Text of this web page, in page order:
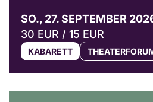
SO., 27. SEPTEMBER
30 EUR / 15 EUR
KABARETT